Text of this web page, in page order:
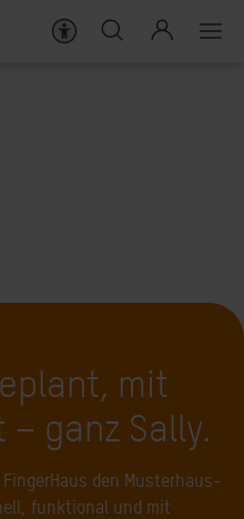
mit
ganz Sally.
den Musterhaus-
funktional und mit